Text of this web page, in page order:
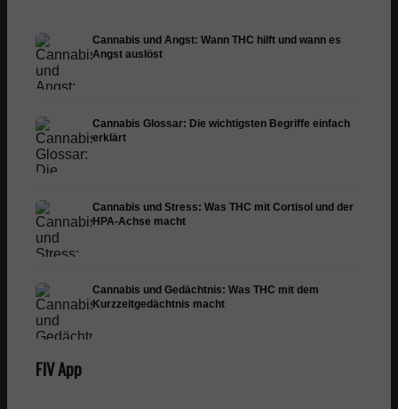
Cannabis und Angst: Wann THC hilft und wann es
Angst auslöst
Cannabis Glossar: Die wichtigsten Begriffe einfach
erklärt
Cannabis und Stress: Was THC mit Cortisol und der
HPA-Achse macht
Cannabis und Gedächtnis: Was THC mit dem
Kurzzeitgedächtnis macht
FIV App